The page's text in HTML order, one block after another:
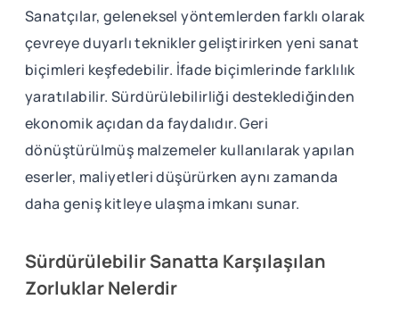
Sanatçılar, geleneksel yöntemlerden farklı olarak
çevreye duyarlı teknikler geliştirirken yeni sanat
biçimleri keşfedebilir. İfade biçimlerinde farklılık
yaratılabilir. Sürdürülebilirliği desteklediğinden
ekonomik açıdan da faydalıdır. Geri
dönüştürülmüş malzemeler kullanılarak yapılan
eserler, maliyetleri düşürürken aynı zamanda
daha geniş kitleye ulaşma imkanı sunar.
Sürdürülebilir Sanatta Karşılaşılan
Zorluklar Nelerdir